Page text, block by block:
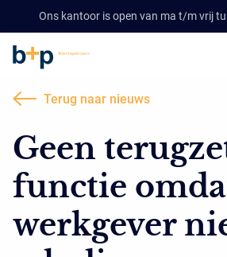
Ons kantoor is open van ma t/m vrij
Terug naar nieuws
Geen
functie
werkgever